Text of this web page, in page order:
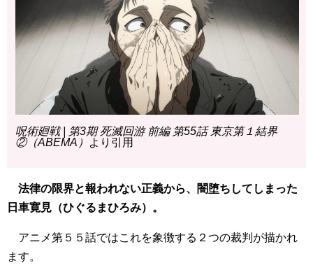
呪術廻戦 | 第3期 死滅回游 前編 第55話 東京第１結界
②（ABEMA）
より引用
法律の限界と報われない正義から、闇堕ちしてしまった
日車寛見（ひぐるまひろみ）。
アニメ第５５話ではこれを象徴する２つの裁判が描かれ
ます。